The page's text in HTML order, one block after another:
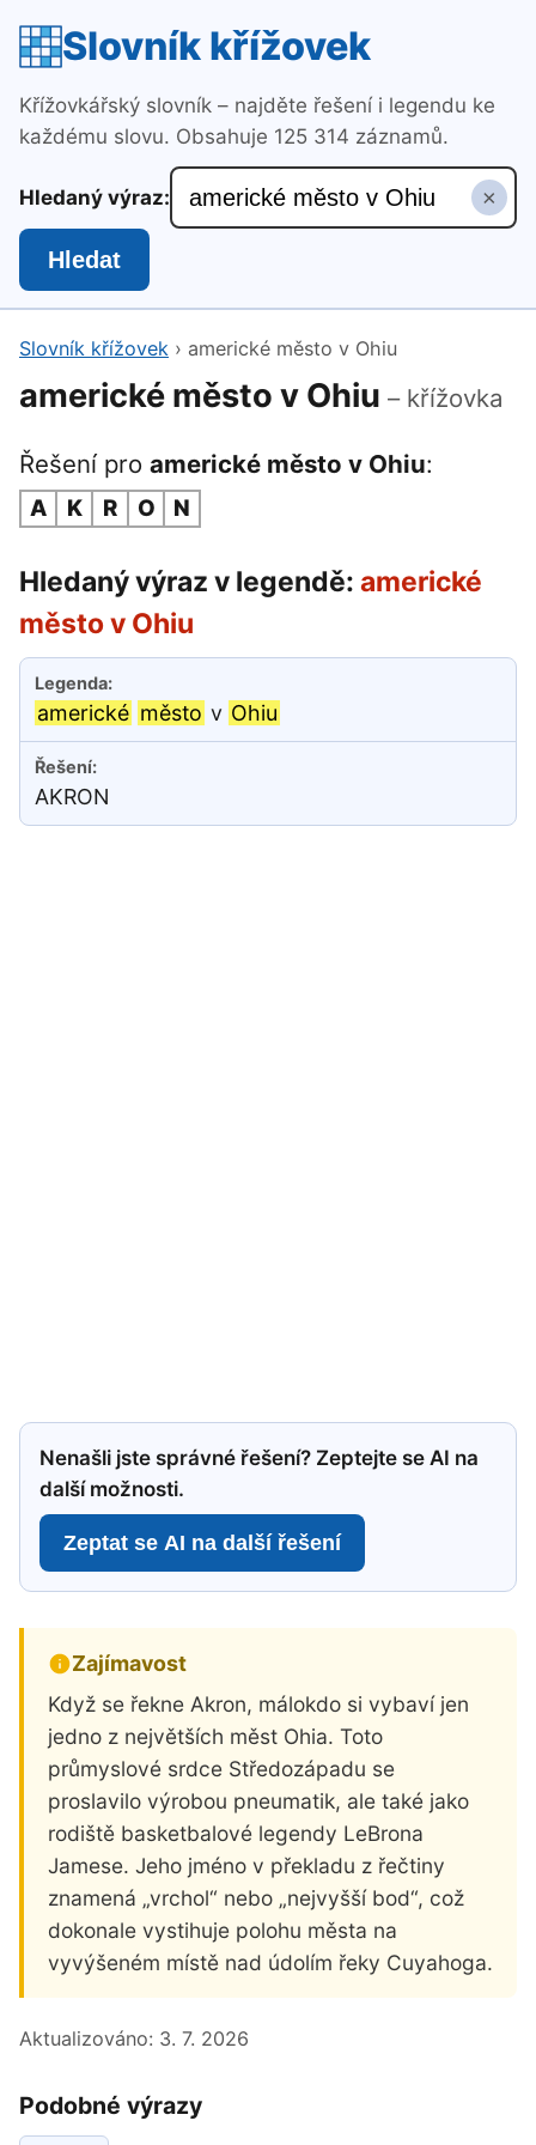
Slovník křížovek
Křížovkářský slovník – najděte řešení i legendu ke
každému slovu. Obsahuje 125 314 záznamů.
Hledaný výraz: ×
Hledat
Slovník křížovek › americké město v Ohiu
americké město v Ohiu – křížovka
Řešení pro americké město v Ohiu:
A K R O N
Hledaný výraz v legendě: americké
město v Ohiu
americké město v Ohiu
AKRON
Nenašli jste správné řešení? Zeptejte se AI na
další možnosti.
Zeptat se AI na další řešení
Zajímavost
Když se řekne Akron, málokdo si vybaví jen
jedno z největších měst Ohia. Toto
průmyslové srdce Středozápadu se
proslavilo výrobou pneumatik, ale také jako
rodiště basketbalové legendy LeBrona
Jamese. Jeho jméno v překladu z řečtiny
znamená „vrchol“ nebo „nejvyšší bod“, což
dokonale vystihuje polohu města na
vyvýšeném místě nad údolím řeky Cuyahoga.
Aktualizováno: 3. 7. 2026
Podobné výrazy